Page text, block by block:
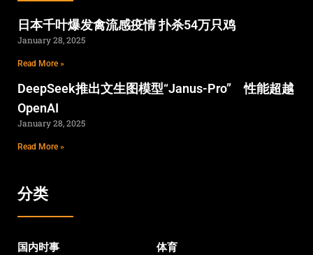
日本千叶爆发禽流感疫情 扑杀54万只鸡
January 28, 2025
Read More »
DeepSeek推出文生图模型“Janus-Pro” 性能超越
OpenAI
January 28, 2025
Read More »
分类
国内时事 体育